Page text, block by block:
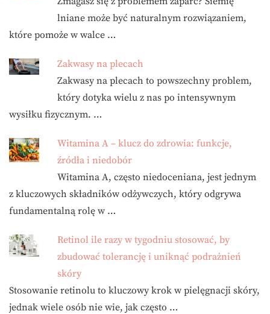
lniane może być naturalnym rozwiązaniem,
które pomoże w walce …
Zakwasy na plecach
Zakwasy na plecach to powszechny problem,
który dotyka wielu z nas po intensywnym
wysiłku fizycznym. …
Witamina A – klucz do zdrowia: funkcje,
źródła i niedobór
Witamina A, często niedoceniana, jest jednym
z kluczowych składników odżywczych, który odgrywa
fundamentalną rolę w …
Retinol ile razy w tygodniu stosować, by
zbudować tolerancję i uniknąć podrażnień
skóry
Stosowanie retinolu to kluczowy krok w pielęgnacji skóry,
jednak wiele osób nie wie, jak często …